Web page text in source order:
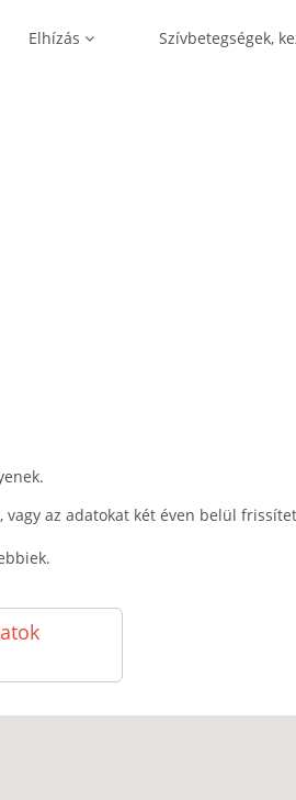
Elhízás Szívbetegségek,
az adatokat két éven belül